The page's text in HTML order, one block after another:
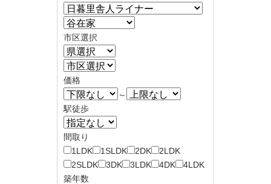
市区選択
価格
～
駅徒歩
間取り
1LDK
1SLDK 2DK
2LDK
2SLDK
3DK 3LDK 4DK
4LDK
築年数